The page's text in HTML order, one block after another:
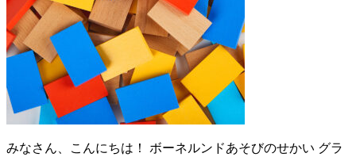
みなさん、こんにちは！ ボーネルンドあそびのせかい グラ